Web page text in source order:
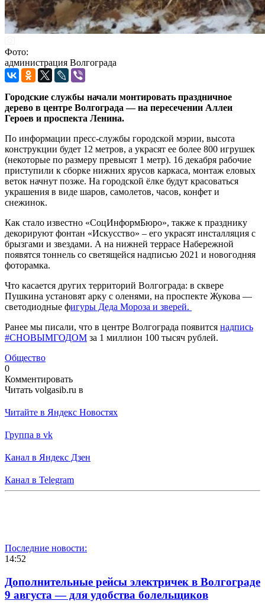
Фото:
администрация Волгограда
Городские службы начали монтировать праздничное
дерево в центре Волгограда — на пересечении Аллеи
Героев и проспекта Ленина.
По информации пресс-службы городской мэрии, высота
конструкции будет 12 метров, а украсят ее более 800 игрушек
(некоторые по размеру превысят 1 метр). 16 декабря рабочие
приступили к сборке нижних ярусов каркаса, монтаж еловых
веток начнут позже. На городской ёлке будут красоваться
украшения в виде шаров, самолетов, часов, конфет и
снежинок.
Как стало известно «СоцИнформБюро», также к празднику
декорируют фонтан «Искусство» – его украсят инсталляция с
брызгами и звездами. А на нижней террасе Набережной
появятся тоннель со светящейся надписью 2021 и новогодняя
фоторамка.
Что касается других территорий Волгограда: в сквере
Пушкина установят арку с оленями, на проспекте Жукова —
светодиодные фигуры Деда Мороза и зверей.
Ранее мы писали, что в центре Волгограда появится надпись
#СНОВЫМГОДОМ за 1 миллион 100 тысяч рублей.
Общество
0
Комментировать
Читать volgasib.ru в
Читайте в Яндекс Новостях
Группа в vk
Канал в Яндекс Дзен
Канал в Telegram
Последние новости:
14:52
Дополнительные рейсы электричек в Волгограде
9 августа — для удобства болельщиков